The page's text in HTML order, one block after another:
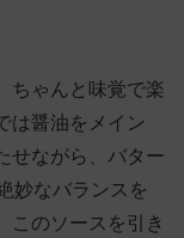
ちゃんと味覚で楽
は醤油をメイン
せながら、バター
妙なバランスを
このソースを引き